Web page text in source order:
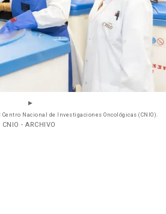
del Biobanco del Centro Nacional de Investigaciones Oncológicas (CNIO).
CNIO - ARCHIVO